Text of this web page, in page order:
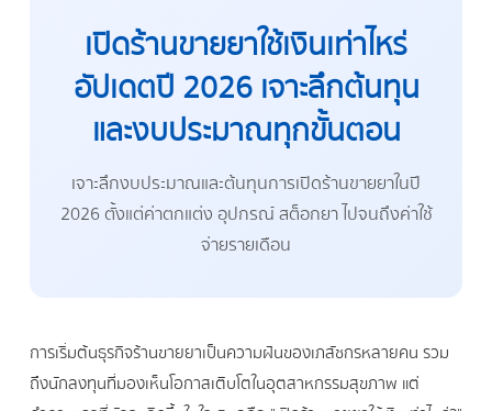
เปิดร้านขายยาใช้เงินเท่าไหร่
อัปเดตปี 2026 เจาะลึกต้นทุน
และงบประมาณทุกขั้นตอน
เจาะลึกงบประมาณและต้นทุนการเปิดร้านขายยาในปี
2026 ตั้งแต่ค่าตกแต่ง อุปกรณ์ สต็อกยา ไปจนถึงค่าใช้
จ่ายรายเดือน
การเริ่มต้นธุรกิจร้านขายยาเป็นความฝันของเภสัชกรหลายคน รวม
ถึงนักลงทุนที่มองเห็นโอกาสเติบโตในอุตสาหกรรมสุขภาพ แต่